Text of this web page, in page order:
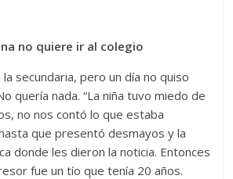
no quiere ir al colegio
secundaria, pero un día no quiso
quería nada. “La niña tuvo miedo de
no nos contó lo que estaba
que presentó desmayos y la
donde les dieron la noticia. Entonces
fue un tío que tenía 20 años.